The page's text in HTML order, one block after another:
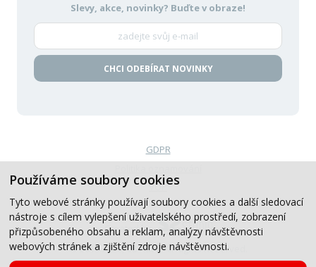
Používáme soubory cookies
Tyto webové stránky používají soubory cookies a další sledovací
nástroje s cílem vylepšení uživatelského prostředí, zobrazení
přizpůsobeného obsahu a reklam, analýzy návštěvnosti
webových stránek a zjištění zdroje návštěvnosti.
Slevy, akce, novinky? Buďte v obraze!
CHCI ODEBÍRAT NOVINKY
© 2019-2026, CB Auto, All Rights Reserved.
GDPR
VOP
Created by